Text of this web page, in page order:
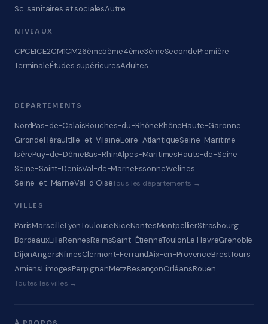
Sc. sanitaires et socialesAutre
NIVEAUX
CPCE1CE2CM1CM26ème5ème4ème3èmeSecondePremière
TerminaleÉtudes supérieuresAdultes
DÉPARTEMENTS
NordPas-de-CalaisBouches-du-RhôneRhôneHaute-Garonne
GirondeHéraultIlle-et-VilaineLoire-AtlantiqueSeine-Maritime
IsèrePuy-de-DômeBas-RhinAlpes-MaritimesHauts-de-Seine
Seine-Saint-DenisVal-de-MarneEssonneYvelines
Seine-et-MarneVal-d'OiseTous les départements →
VILLES
ParisMarseilleLyonToulouseNiceNantesMontpellierStrasbourg
BordeauxLilleRennesReimsSaint-ÉtienneToulonLe HavreGrenoble
DijonAngersNîmesClermont-FerrandAix-en-ProvenceBrestTours
AmiensLimogesPerpignanMetzBesançonOrléansRouen
Toutes les villes →